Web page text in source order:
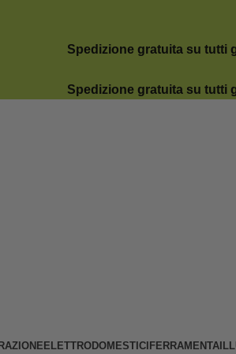
Spedizione gratuita su tutti
Spedizione gratuita su tutti
ELETTRODOMESTICI FERRAMENTA